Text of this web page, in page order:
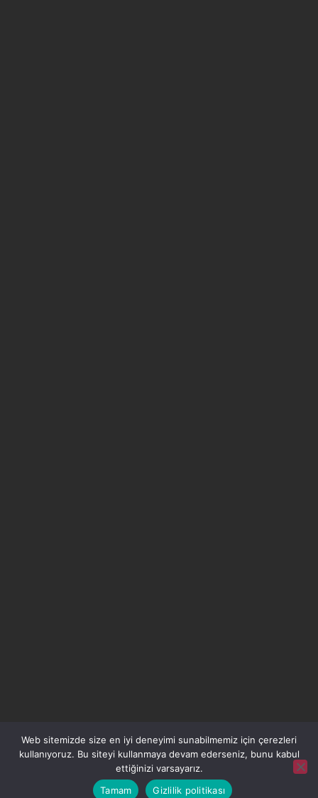
Web sitemizde size en iyi deneyimi sunabilmemiz için çerezleri
kullanıyoruz. Bu siteyi kullanmaya devam ederseniz, bunu kabul
ettiğinizi varsayarız.
Tamam
Gizlilik politikası